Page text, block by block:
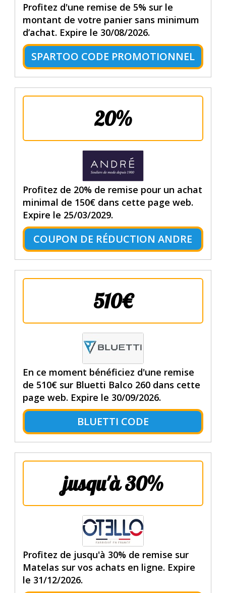
Profitez d'une remise de 5% sur le
montant de votre panier sans minimum
d’achat. Expire le 30/08/2026.
SPARTOO CODE PROMOTIONNEL
20%
Profitez de 20% de remise pour un achat
minimal de 150€ dans cette page web.
Expire le 25/03/2029.
COUPON DE RÉDUCTION ANDRE
510€
En ce moment bénéficiez d'une remise
de 510€ sur Bluetti Balco 260 dans cette
page web. Expire le 30/09/2026.
BLUETTI CODE
jusqu'à 30%
Profitez de jusqu'à 30% de remise sur
Matelas sur vos achats en ligne. Expire
le 31/12/2026.